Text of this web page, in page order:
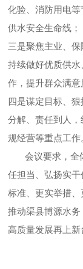
化验、消防用电
供水安全生命线；
三是聚焦主业、
持续做好优质供
作，提升群众满意
四是谋定目标、
分解、责任到人
规经营等重点工作
会议要求，全体
任担当、弘扬实
标准、更实举措
推动渠县博源水务
高质量发展再上新